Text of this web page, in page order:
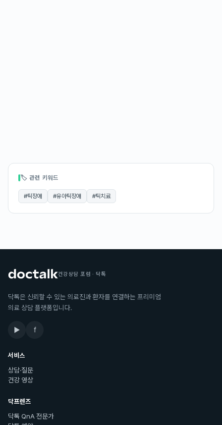
🏷 관련 키워드
#틱장애 #유아틱장애 #틱치료
건강상담 포럼 · 닥톡
닥톡은 신뢰할 수 있는 의료진과 환자를 연결하는 프리미엄
의료 상담 플랫폼입니다.
▶ f
서비스
상담·질문
건강 영상
닥프렌즈
닥톡 QnA 전문가